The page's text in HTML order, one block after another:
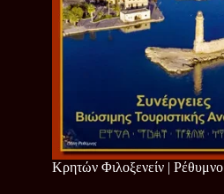
Κρητών Φιλοξενείν | Ρέθυμνο